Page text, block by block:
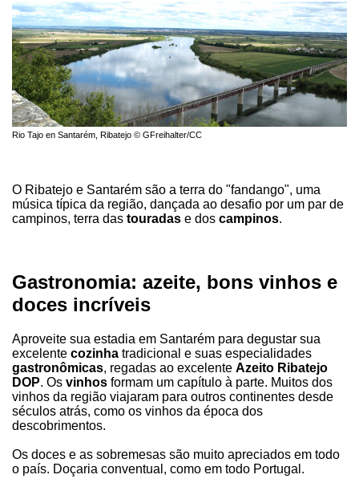
Rio Tajo en Santarém, Ribatejo © GFreihalter/CC
O Ribatejo e Santarém são a terra do "fandango", uma
música típica da região, dançada ao desafio por um par de
campinos, terra das touradas e dos campinos.
Gastronomia: azeite, bons vinhos e
doces incríveis
Aproveite sua estadia em Santarém para degustar sua
excelente cozinha tradicional e suas especialidades
gastronômicas, regadas ao excelente Azeito Ribatejo
DOP. Os vinhos formam um capítulo à parte. Muitos dos
vinhos da região viajaram para outros continentes desde
séculos atrás, como os vinhos da época dos
descobrimentos.
Os doces e as sobremesas são muito apreciados em todo
o país. Doçaria conventual, como em todo Portugal.